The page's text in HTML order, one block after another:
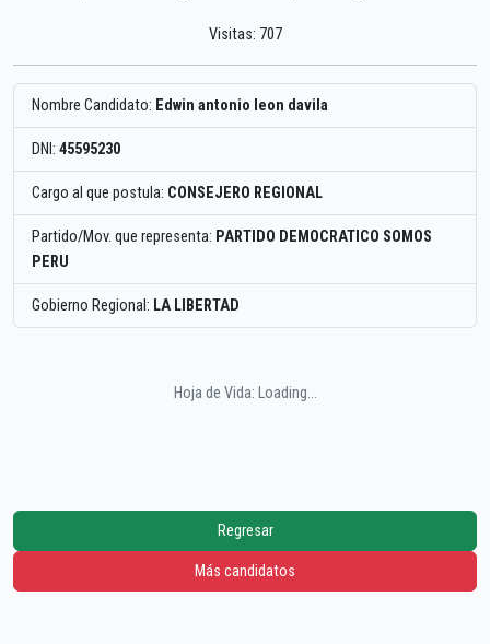
Visitas: 707
Nombre Candidato: Edwin antonio leon davila
DNI: 45595230
Cargo al que postula: CONSEJERO REGIONAL
Partido/Mov. que representa: PARTIDO DEMOCRATICO SOMOS
PERU
Gobierno Regional: LA LIBERTAD
Hoja de Vida: Loading...
Regresar
Más candidatos